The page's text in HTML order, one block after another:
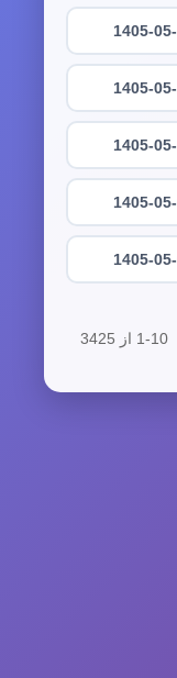
1405-
1405-
1405-
1405-
1405-
1-10 از 3425